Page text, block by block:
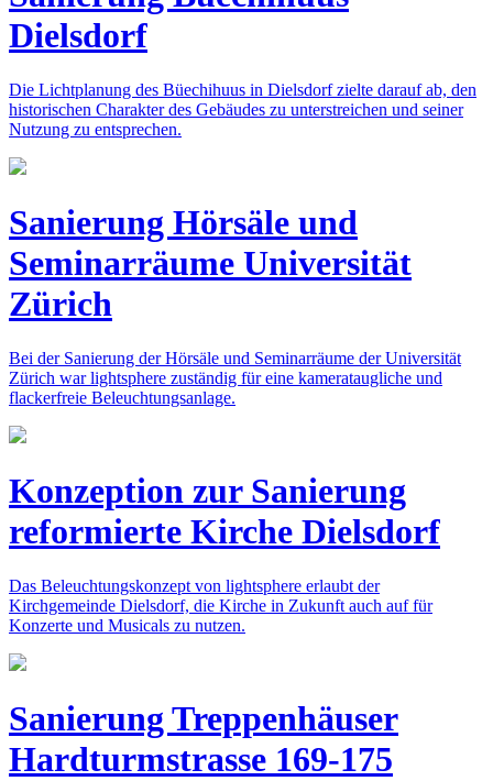
Dielsdorf
Die Lichtplanung des Büechihuus in Dielsdorf zielte darauf ab, den
historischen Charakter des Gebäudes zu unterstreichen und seiner
Nutzung zu entsprechen.
Sanierung Hörsäle und
Seminarräume Universität
Zürich
Bei der Sanierung der Hörsäle und Seminarräume der Universität
Zürich war lightsphere zuständig für eine kamerataugliche und
flackerfreie Beleuchtungsanlage.
Konzeption zur Sanierung
reformierte Kirche Dielsdorf
Das Beleuchtungskonzept von lightsphere erlaubt der
Kirchgemeinde Dielsdorf, die Kirche in Zukunft auch auf für
Konzerte und Musicals zu nutzen.
Sanierung Treppenhäuser
Hardturmstrasse 169-175